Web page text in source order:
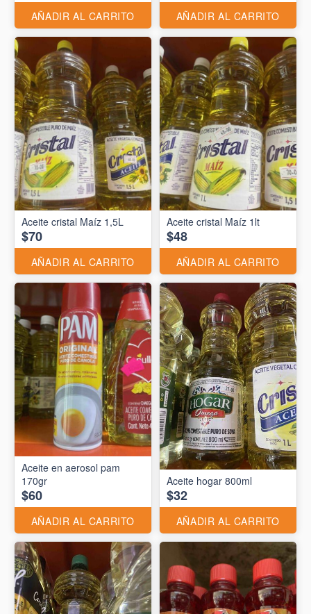
AÑADIR AL CARRITO AÑADIR AL CARRITO
Aceite cristal Maíz 1,5L
$70
AÑADIR AL CARRITO
Aceite cristal Maíz 1lt
$48
AÑADIR AL CARRITO
Aceite en aerosol pam
170gr
$60
AÑADIR AL CARRITO
Aceite hogar 800ml
$32
AÑADIR AL CARRITO